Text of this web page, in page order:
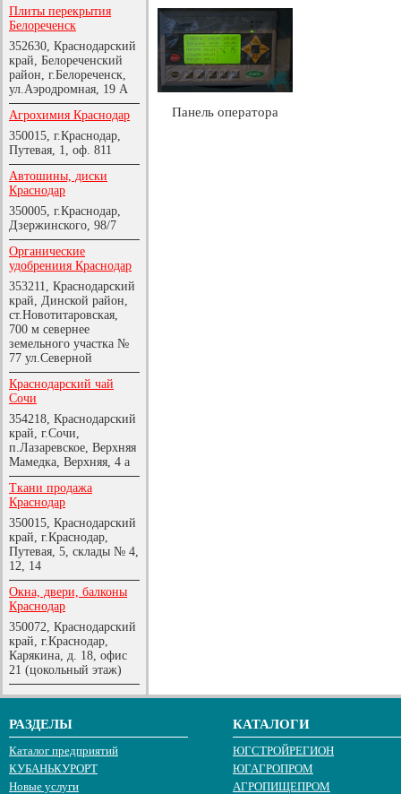
Плиты перекрытия
Белореченск
352630, Краснодарский
край, Белореченский
район, г.Белореченск,
ул.Аэродромная, 19 А
Агрохимия Краснодар
350015, г.Краснодар,
Путевая, 1, оф. 811
Автошины, диски
Краснодар
350005, г.Краснодар,
Дзержинского, 98/7
Органические
удобрениия Краснодар
353211, Краснодарский
край, Динской район,
ст.Новотитаровская,
700 м севернее
земельного участка №
77 ул.Северной
Краснодарский чай
Сочи
354218, Краснодарский
край, г.Сочи,
п.Лазаревское, Верхняя
Мамедка, Верхняя, 4 а
Ткани продажа
Краснодар
350015, Краснодарский
край, г.Краснодар,
Путевая, 5, склады № 4,
12, 14
Окна, двери, балконы
Краснодар
350072, Краснодарский
край, г.Краснодар,
Карякина, д. 18, офис
21 (цокольный этаж)
Панель оператора
РАЗДЕЛЫ
Каталог предприятий
КУБАНЬКУРОРТ
Новые услуги
КАТАЛОГИ
ЮГСТРОЙРЕГИОН
ЮГАГРОПРОМ
АГРОПИЩЕПРОМ